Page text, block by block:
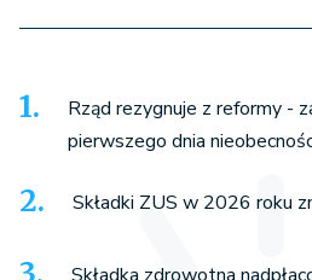
Rząd rezygnuje z reformy -
pierwszego dnia
Składki ZUS w 2026 roku